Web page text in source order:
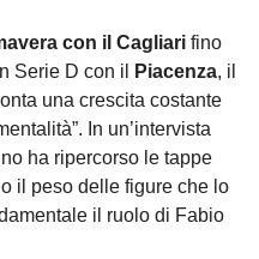
con il Cagliari fino
Serie D con il
Piacenza, il
una crescita costante
In un’intervista
ha ripercorso le tappe
il peso delle figure che lo
il ruolo di Fabio